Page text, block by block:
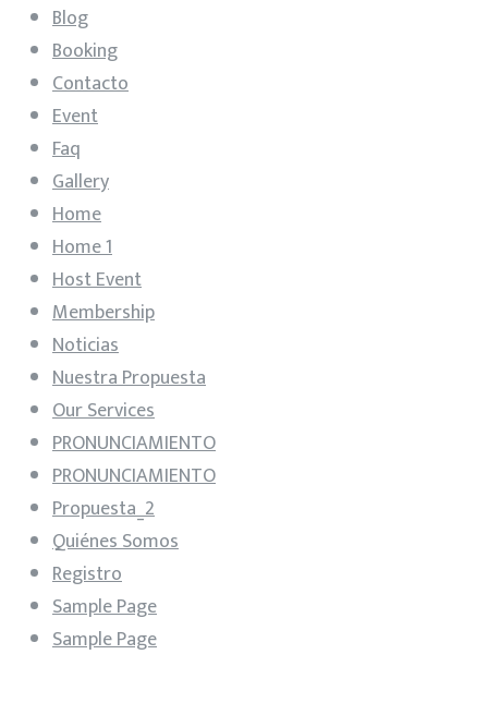
Blog
Booking
Contacto
Event
Faq
Gallery
Home
Home 1
Host Event
Membership
Noticias
Nuestra Propuesta
Our Services
PRONUNCIAMIENTO
PRONUNCIAMIENTO
Propuesta_2
Quiénes Somos
Registro
Sample Page
Sample Page